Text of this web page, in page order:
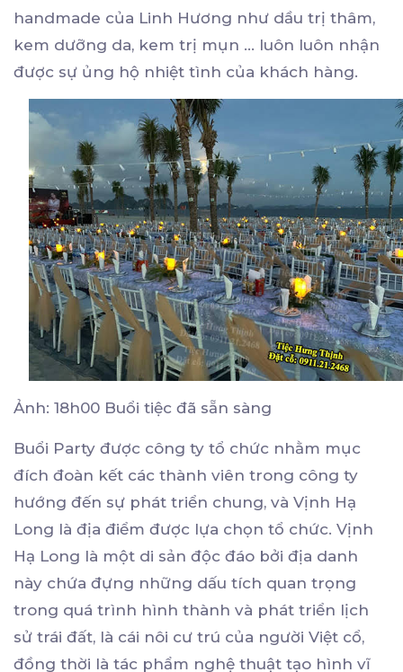
handmade của Linh Hương như dầu trị thâm,
kem dưỡng da, kem trị mụn ... luôn luôn nhận
được sự ủng hộ nhiệt tình của khách hàng.
Ảnh: 18h00 Buổi tiệc đã sẵn sàng
Buổi Party được công ty tổ chức nhằm mục
đích đoàn kết các thành viên trong công ty
hướng đến sự phát triển chung, và Vịnh Hạ
Long là địa điểm được lựa chọn tổ chức. Vịnh
Hạ Long là một di sản độc đáo bởi địa danh
này chứa đựng những dấu tích quan trọng
trong quá trình hình thành và phát triển lịch
sử trái đất, là cái nôi cư trú của người Việt cổ,
đồng thời là tác phẩm nghệ thuật tạo hình vĩ